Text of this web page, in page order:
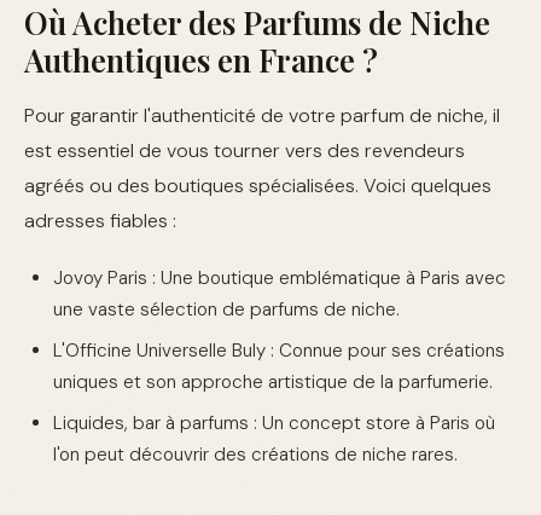
Où Acheter des Parfums de Niche
Authentiques en France ?
Pour garantir l'authenticité de votre parfum de niche, il
est essentiel de vous tourner vers des revendeurs
agréés ou des boutiques spécialisées. Voici quelques
adresses fiables :
Jovoy Paris : Une boutique emblématique à Paris avec
une vaste sélection de parfums de niche.
L'Officine Universelle Buly : Connue pour ses créations
uniques et son approche artistique de la parfumerie.
Liquides, bar à parfums : Un concept store à Paris où
l'on peut découvrir des créations de niche rares.